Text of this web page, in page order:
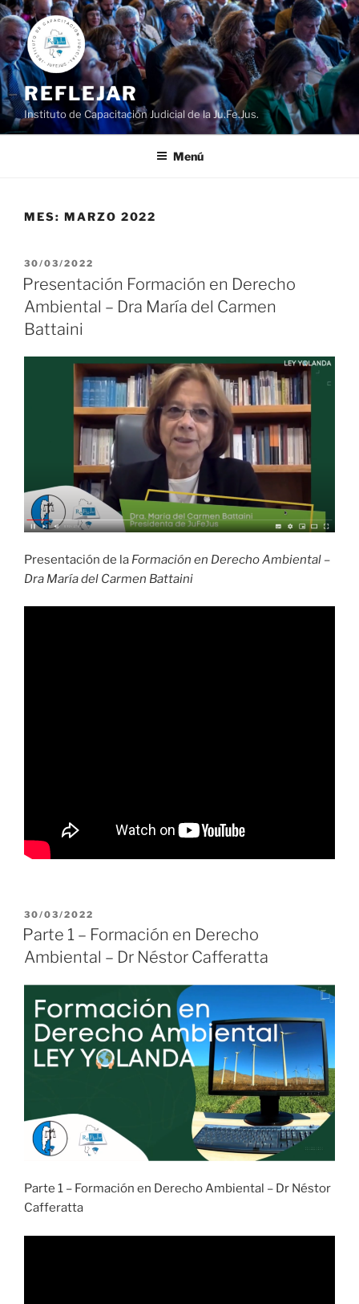
Ir
al
contenido
REFLEJAR
Instituto de Capacitación Judicial de la Ju.Fe.Jus.
Menú
MES: MARZO 2022
PUBLICADO
EL
30/03/2022
Presentación Formación en Derecho
Ambiental – Dra María del Carmen
Battaini
Presentación de la Formación en Derecho Ambiental –
Dra María del Carmen Battaini
PUBLICADO
EL
30/03/2022
Parte 1 – Formación en Derecho
Ambiental – Dr Néstor Cafferatta
Parte 1 – Formación en Derecho Ambiental – Dr Néstor
Cafferatta